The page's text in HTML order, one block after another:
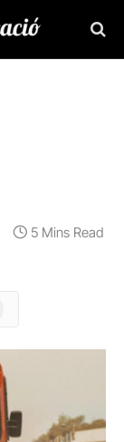
5 Mins Read